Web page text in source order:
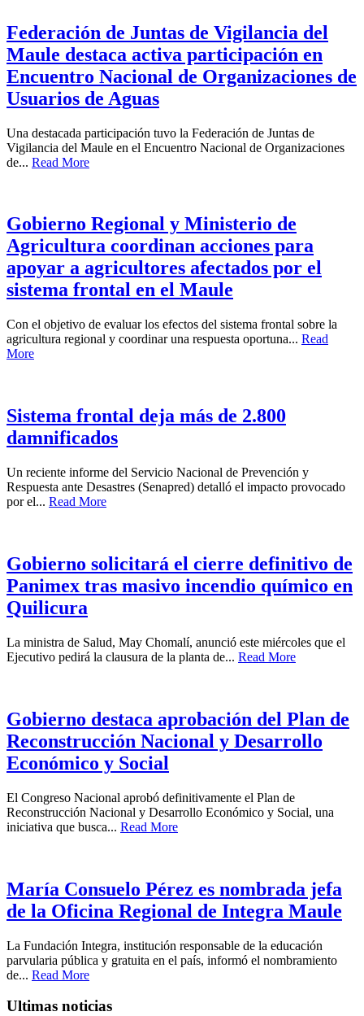
Federación de Juntas de Vigilancia del
Maule destaca activa participación en
Encuentro Nacional de Organizaciones de
Usuarios de Aguas
Una destacada participación tuvo la Federación de Juntas de
Vigilancia del Maule en el Encuentro Nacional de Organizaciones
de... Read More
Gobierno Regional y Ministerio de
Agricultura coordinan acciones para
apoyar a agricultores afectados por el
sistema frontal en el Maule
Con el objetivo de evaluar los efectos del sistema frontal sobre la
agricultura regional y coordinar una respuesta oportuna... Read
More
Sistema frontal deja más de 2.800
damnificados
Un reciente informe del Servicio Nacional de Prevención y
Respuesta ante Desastres (Senapred) detalló el impacto provocado
por el... Read More
Gobierno solicitará el cierre definitivo de
Panimex tras masivo incendio químico en
Quilicura
La ministra de Salud, May Chomalí, anunció este miércoles que el
Ejecutivo pedirá la clausura de la planta de... Read More
Gobierno destaca aprobación del Plan de
Reconstrucción Nacional y Desarrollo
Económico y Social
El Congreso Nacional aprobó definitivamente el Plan de
Reconstrucción Nacional y Desarrollo Económico y Social, una
iniciativa que busca... Read More
María Consuelo Pérez es nombrada jefa
de la Oficina Regional de Integra Maule
La Fundación Integra, institución responsable de la educación
parvularia pública y gratuita en el país, informó el nombramiento
de... Read More
Ultimas noticias